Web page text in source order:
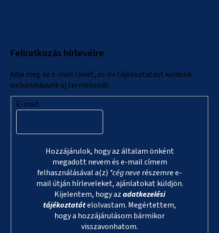
Feliratkozás hírlevélre
Adja meg az e-mail címét, és mi tájékoztatást küldünk
webáruházunk új termékeiről.
E-mail
Hozzájárulok, hogy az általam önként
megadott nevem és e-mail címem
felhasználásával a(z) *cég neverészemre e-
mail útján hírleveleket, ajánlatokat küldjön.
Kijelentem, hogy azadatkezelési
tájékoztatótelolvastam. Megértettem,
hogy a hozzájárulásom bármikor
visszavonhatom.